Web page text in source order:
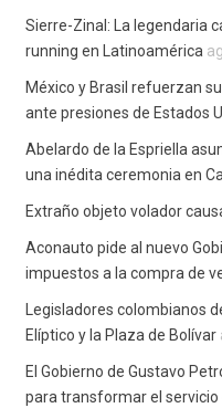
Sierre-Zinal: La legendaria
running en Latinoamérica
México y Brasil refuerzan
ante presiones de Estados
Abelardo de la Espriella
una inédita ceremonia en
Extraño objeto volador
Aconauto pide al nuevo
impuestos a la compra de
Legisladores colombianos
Elíptico y la Plaza de Bolívar
El Gobierno de Gustavo
para transformar el servicio